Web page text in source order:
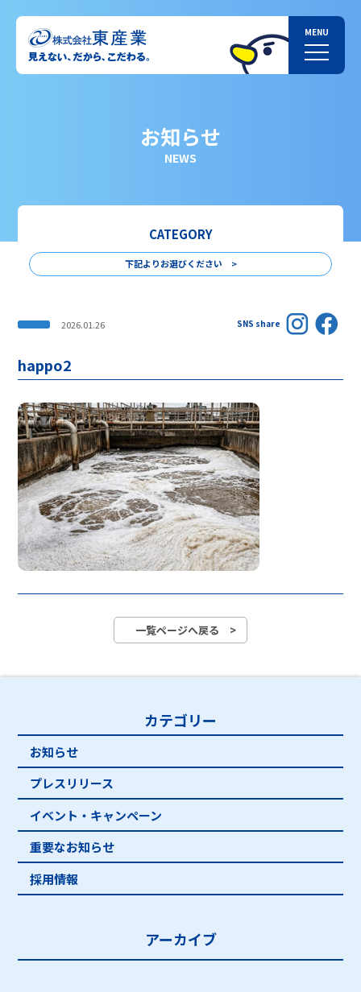
お知らせ
NEWS
CATEGORY
下記よりお選びください >
2026.01.26 SNS share
happo2
一覧ページへ戻る >
カテゴリー
お知らせ
プレスリリース
イベント・キャンペーン
重要なお知らせ
採用情報
アーカイブ